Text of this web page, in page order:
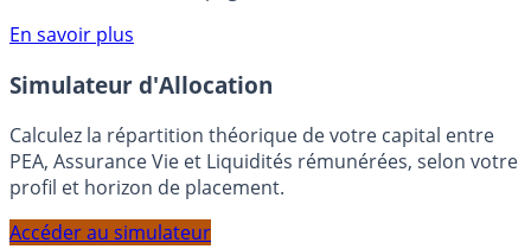
Voir conditions sur la page dédiée à cette offre.
En savoir plus
Simulateur d'Allocation
Calculez la répartition théorique de votre capital entre
PEA, Assurance Vie et Liquidités rémunérées, selon votre
profil et horizon de placement.